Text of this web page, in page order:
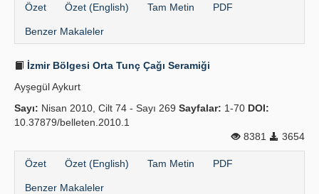
Özet Özet (English) Tam Metin PDF
Benzer Makaleler
İzmir Bölgesi Orta Tunç Çağı Seramiği
Ayşegül Aykurt
Sayı: Nisan 2010, Cilt 74 - Sayı 269 Sayfalar: 1-70 DOI:
10.37879/belleten.2010.1
8381
3654
Özet Özet (English) Tam Metin PDF
Benzer Makaleler